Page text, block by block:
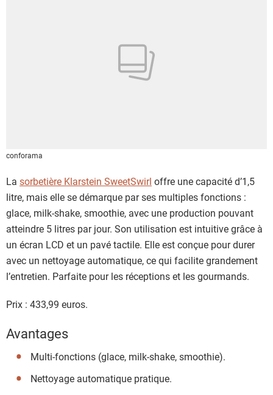
conforama
La sorbetière Klarstein SweetSwirl offre une capacité d’1,5
litre, mais elle se démarque par ses multiples fonctions :
glace, milk-shake, smoothie, avec une production pouvant
atteindre 5 litres par jour. Son utilisation est intuitive grâce à
un écran LCD et un pavé tactile. Elle est conçue pour durer
avec un nettoyage automatique, ce qui facilite grandement
l’entretien. Parfaite pour les réceptions et les gourmands.
Prix : 433,99 euros.
Avantages
Multi-fonctions (glace, milk-shake, smoothie).
Nettoyage automatique pratique.